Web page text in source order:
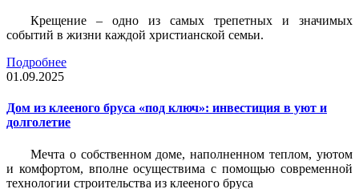
Крещение – одно из самых трепетных и значимых
событий в жизни каждой христианской семьи.
Подробнее
01.09.2025
Дом из клееного бруса «под ключ»: инвестиция в уют и
долголетие
Мечта о собственном доме, наполненном теплом, уютом
и комфортом, вполне осуществима с помощью современной
технологии строительства из клееного бруса